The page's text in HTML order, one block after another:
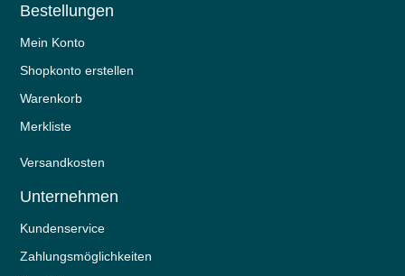
Bestellungen
Mein Konto
Shopkonto erstellen
Warenkorb
Merkliste
Versandkosten
Unternehmen
Kundenservice
Zahlungsmöglichkeiten